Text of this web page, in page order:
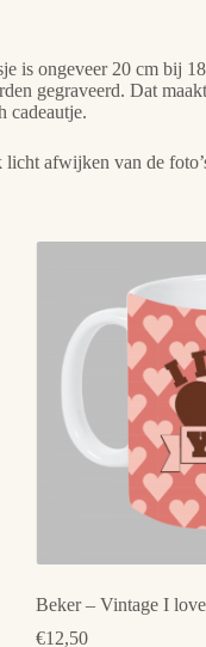
is ongeveer 20 cm bij
gegraveerd. Dat
cadeautje.
afwijken van de
Beker – Vintage I
€12,50